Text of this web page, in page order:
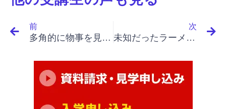
前
多角的に物事を見て、最後は自分に役立てる。
次
未知だったラーメンを知る事ができました。